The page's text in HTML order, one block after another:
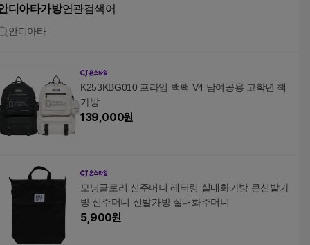
디아타가방연관검색어
안디아타
K253KBG010 프라임 백팩 V4 남여공용 고학년 책
가방
139,000원
모닝글로리 신주머니 레터링 실내화가방 큰신발가
방 신주머니 신발가방 실내화주머니
5,900원